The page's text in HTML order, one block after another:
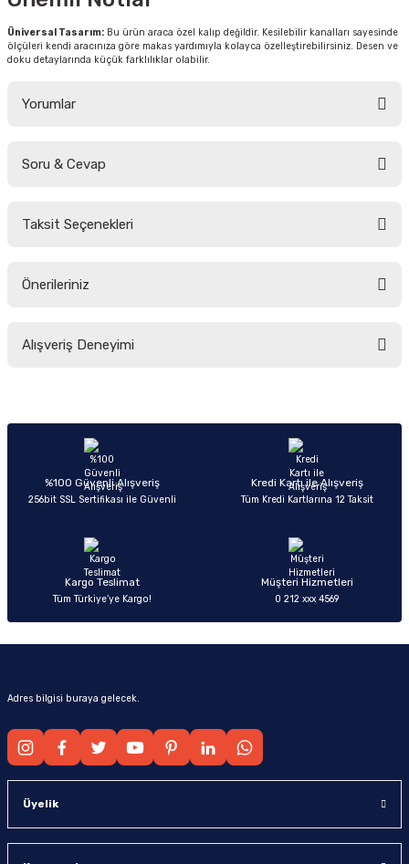
Üniversal Tasarım: Bu ürün araca özel kalıp değildir. Kesilebilir kanalları sayesinde
ölçüleri kendi aracınıza göre makas yardımıyla kolayca özelleştirebilirsiniz. Desen ve
doku detaylarında küçük farklılıklar olabilir.
Yorumlar
Soru & Cevap
Taksit Seçenekleri
Önerileriniz
yetersiz gördüğünüz noktaları öneri formunu kullanarak tarafımıza
Ürün açıklamasında eksik bilgiler bulunuyor.
Ürün bilgilerinde hatalar bulunuyor.
Ürün fiyatı diğer sitelerden daha pahalı.
Alışveriş Deneyimi
Sitemize ilk yorumu siz yapın!
%100 Güvenli Alışveriş
256bit SSL Sertifikası ile Güvenli
Kredi Kartı ile Alışveriş
Tüm Kredi Kartlarına 12 Taksit
Kargo Teslimat
Tüm Türkiye’ye Kargo!
Müşteri Hizmetleri
0 212 xxx 4569
Adres bilgisi buraya gelecek.
Üyelik